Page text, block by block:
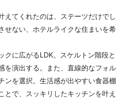
えてくれたのは、ステーツだけでし
せない、ホテルライクな住まいを希
に広がるLDK。スケルトン階段と
を演出する。また、直線的なフォル
ンを選択。生活感が出やすい食器棚
とで、スッキリしたキッチンを叶え